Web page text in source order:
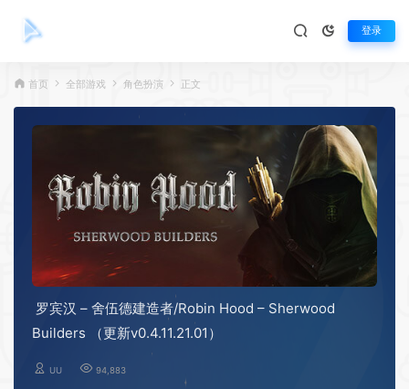
登录
首页 全部游戏 角色扮演 正文
罗宾汉 – 舍伍德建造者/Robin Hood – Sherwood
Builders （更新v0.4.11.21.01）
UU 94,883